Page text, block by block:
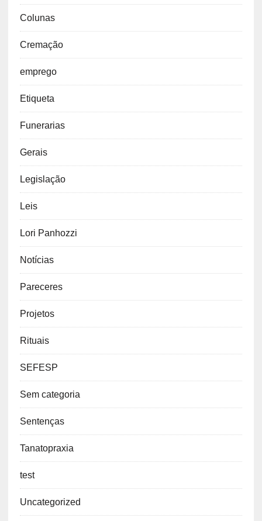
ABREDIF
Artigos
Cemiterios
Colunas
Cremação
emprego
Etiqueta
Funerarias
Gerais
Legislação
Leis
Lori Panhozzi
Notícias
Pareceres
Projetos
Rituais
SEFESP
Sem categoria
Sentenças